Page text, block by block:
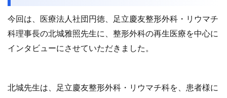
今回は、医療法人社団円徳、足立慶友整形外科・リウマチ
科理事長の北城雅照先生に、整形外科の再生医療を中心に
インタビューにさせていただきました。
北城先生は、足立慶友整形外科・リウマチ科を、患者様に